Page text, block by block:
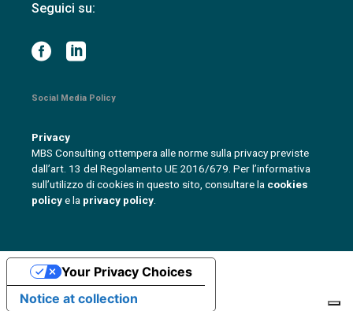
Seguici su:
Social Media Policy
Privacy
MBS Consulting ottempera alle norme sulla privacy previste
dall’art. 13 del Regolamento UE 2016/679. Per l’informativa
sull’utilizzo di cookies in questo sito, consultare la cookies
policye la privacy policy.
Notice at collection
Your Privacy Choices